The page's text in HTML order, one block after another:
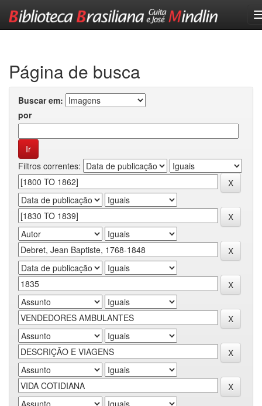
Página de busca
Buscar em:
por
Filtros correntes: